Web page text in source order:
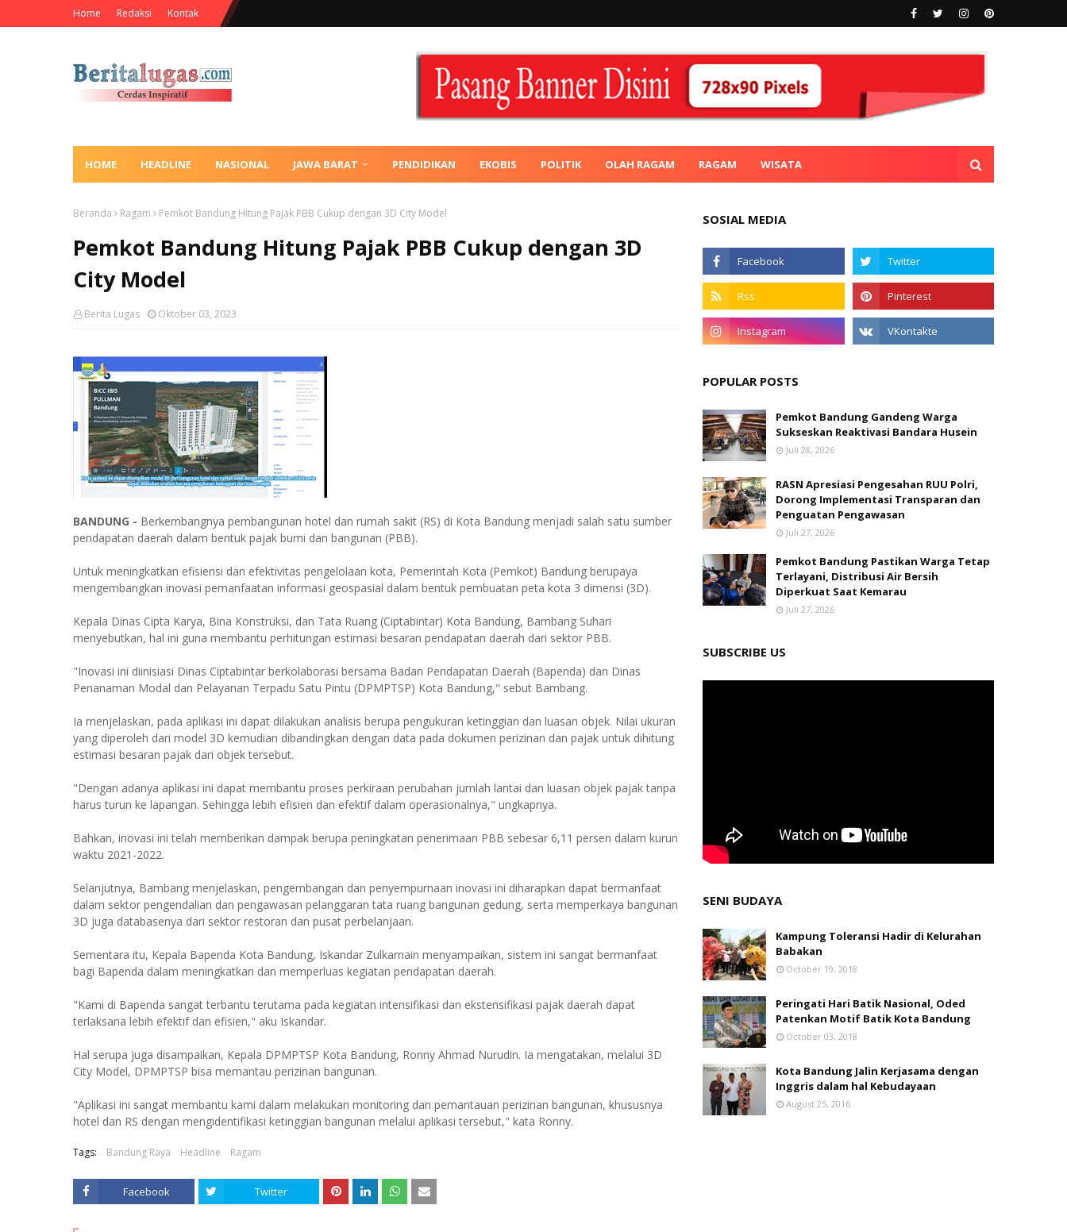
Home Redaksi Kontak
HOME HEADLINE NASIONAL JAWA BARAT PENDIDIKAN EKOBIS POLITIK OLAH RAGAM RAGAM WISATA
Beranda Ragam Pemkot Bandung Hitung Pajak PBB Cukup dengan 3D City Model
Pemkot Bandung Hitung Pajak PBB Cukup dengan 3D
City Model
Berita Lugas Oktober 03, 2023
BANDUNG - Berkembangnya pembangunan hotel dan rumah sakit (RS) di Kota Bandung menjadi salah satu sumber
pendapatan daerah dalam bentuk pajak bumi dan bangunan (PBB).
Untuk meningkatkan efisiensi dan efektivitas pengelolaan kota, Pemerintah Kota (Pemkot) Bandung berupaya
mengembangkan inovasi pemanfaatan informasi geospasial dalam bentuk pembuatan peta kota 3 dimensi (3D).
Kepala Dinas Cipta Karya, Bina Konstruksi, dan Tata Ruang (Ciptabintar) Kota Bandung, Bambang Suhari
menyebutkan, hal ini guna membantu perhitungan estimasi besaran pendapatan daerah dari sektor PBB.
"Inovasi ini diinisiasi Dinas Ciptabintar berkolaborasi bersama Badan Pendapatan Daerah (Bapenda) dan Dinas
Penanaman Modal dan Pelayanan Terpadu Satu Pintu (DPMPTSP) Kota Bandung," sebut Bambang.
Ia menjelaskan, pada aplikasi ini dapat dilakukan analisis berupa pengukuran ketinggian dan luasan objek. Nilai ukuran
yang diperoleh dari model 3D kemudian dibandingkan dengan data pada dokumen perizinan dan pajak untuk dihitung
estimasi besaran pajak dari objek tersebut.
"Dengan adanya aplikasi ini dapat membantu proses perkiraan perubahan jumlah lantai dan luasan objek pajak tanpa
harus turun ke lapangan. Sehingga lebih efisien dan efektif dalam operasionalnya," ungkapnya.
Bahkan, inovasi ini telah memberikan dampak berupa peningkatan penerimaan PBB sebesar 6,11 persen dalam kurun
waktu 2021-2022.
Selanjutnya, Bambang menjelaskan, pengembangan dan penyempurnaan inovasi ini diharapkan dapat bermanfaat
dalam sektor pengendalian dan pengawasan pelanggaran tata ruang bangunan gedung, serta memperkaya bangunan
3D juga databasenya dari sektor restoran dan pusat perbelanjaan.
Sementara itu, Kepala Bapenda Kota Bandung, Iskandar Zulkarnain menyampaikan, sistem ini sangat bermanfaat
bagi Bapenda dalam meningkatkan dan memperluas kegiatan pendapatan daerah.
"Kami di Bapenda sangat terbantu terutama pada kegiatan intensifikasi dan ekstensifikasi pajak daerah dapat
terlaksana lebih efektif dan efisien," aku Iskandar.
Hal serupa juga disampaikan, Kepala DPMPTSP Kota Bandung, Ronny Ahmad Nurudin. Ia mengatakan, melalui 3D
City Model, DPMPTSP bisa memantau perizinan bangunan.
"Aplikasi ini sangat membantu kami dalam melakukan monitoring dan pemantauan perizinan bangunan, khususnya
hotel dan RS dengan mengidentifikasi ketinggian bangunan melalui aplikasi tersebut," kata Ronny.
Tags: Bandung Raya Headline Ragam
Facebook Twitter
SOSIAL MEDIA
POPULAR POSTS
Pemkot Bandung Gandeng Warga
Sukseskan Reaktivasi Bandara Husein
Juli 28, 2026
RASN Apresiasi Pengesahan RUU Polri,
Dorong Implementasi Transparan dan
Penguatan Pengawasan
Juli 27, 2026
Pemkot Bandung Pastikan Warga Tetap
Terlayani, Distribusi Air Bersih
Diperkuat Saat Kemarau
Juli 27, 2026
SUBSCRIBE US
SENI BUDAYA
Kampung Toleransi Hadir di Kelurahan
Babakan
October 19, 2018
Peringati Hari Batik Nasional, Oded
Patenkan Motif Batik Kota Bandung
October 03, 2018
Kota Bandung Jalin Kerjasama dengan
Inggris dalam hal Kebudayaan
August 25, 2016